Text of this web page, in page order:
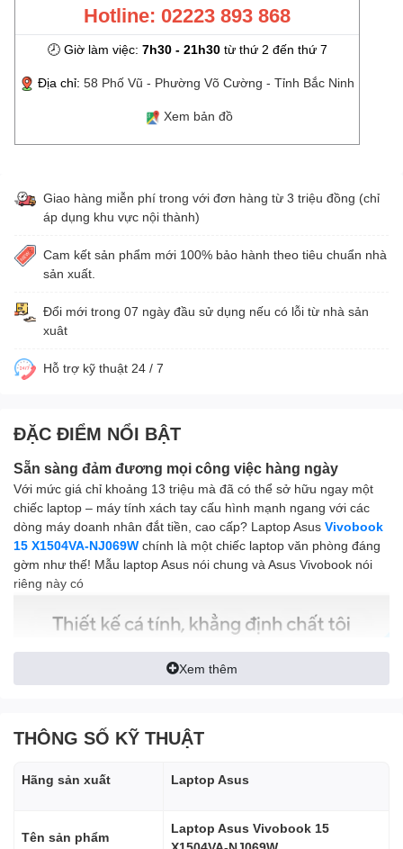
Hotline: 02223 893 868
🕗 Giờ làm việc: 7h30 - 21h30từ thứ 2 đến thứ 7
Địa chỉ: 58 Phố Vũ - Phường Võ Cường - Tỉnh Bắc Ninh
Xem bản đồ
Giao hàng miễn phí trong với đơn hàng từ 3 triệu đồng (chỉ
áp dụng khu vực nội thành)
Cam kết sản phẩm mới 100% bảo hành theo tiêu chuẩn nhà
sản xuất.
Đổi mới trong 07 ngày đầu sử dụng nếu có lỗi từ nhà sản
xuât
Hỗ trợ kỹ thuật 24 / 7
ĐẶC ĐIỂM NỔI BẬT
Sẵn sàng đảm đương mọi công việc hàng ngày
Với mức giá chỉ khoảng 13 triệu mà đã có thể sở hữu ngay một
chiếc laptop – máy tính xách tay cấu hình mạnh ngang với các
dòng máy doanh nhân đắt tiền, cao cấp? Laptop Asus Vivobook
15 X1504VA-NJ069W chính là một chiếc laptop văn phòng đáng
gờm như thế! Mẫu laptop Asus nói chung và Asus Vivobook nói
riêng này có
Xem thêm
THÔNG SỐ KỸ THUẬT
Hãng sản xuất Laptop Asus
Tên sản phẩm
Laptop Asus Vivobook 15